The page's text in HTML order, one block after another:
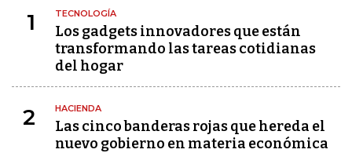
1 TECNOLOGÍA
Los gadgets innovadores que están
transformando las tareas cotidianas
del hogar
2 HACIENDA
Las cinco banderas rojas que hereda el
nuevo gobierno en materia económica